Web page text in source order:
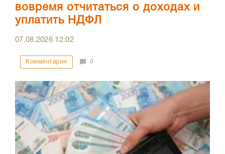
вовремя отчитаться о доходах и
уплатить НДФЛ
07.08.2026 12:02
Комментарии 0